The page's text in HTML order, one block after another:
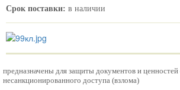
Срок поставки: в наличии
предназначены для защиты документов и ценностей
несанкционированного доступа (взлома)